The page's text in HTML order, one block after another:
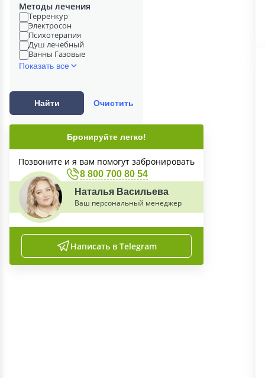
Методы лечения
Терренкур
Электросон
Психотерапия
Душ лечебный
Ванны Газовые
Показать все
Найти Очистить
Бронируйте легко!
Позвоните и я вам помогут забронировать
8 800 700 80 54
Наталья Васильева
Ваш персональный менеджер
Написать в Telegram